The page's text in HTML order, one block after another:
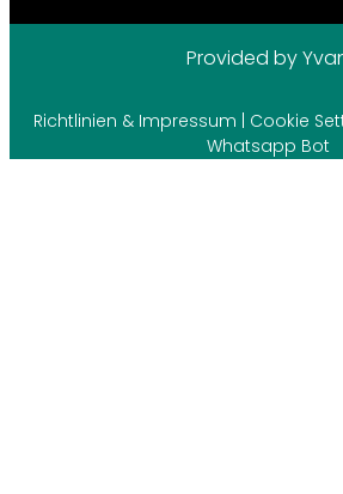
Provided by
Richtlinien & Impressum | Cookie
Whatsapp Bot